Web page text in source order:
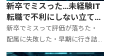
新卒でミスった…未経験IT
転職で不利にしない立て直
し方と面接テンプレ
新卒でミスって評価が落ちた・
配属に失敗した・早期に行き詰
まった…それでも未経験IT転職は